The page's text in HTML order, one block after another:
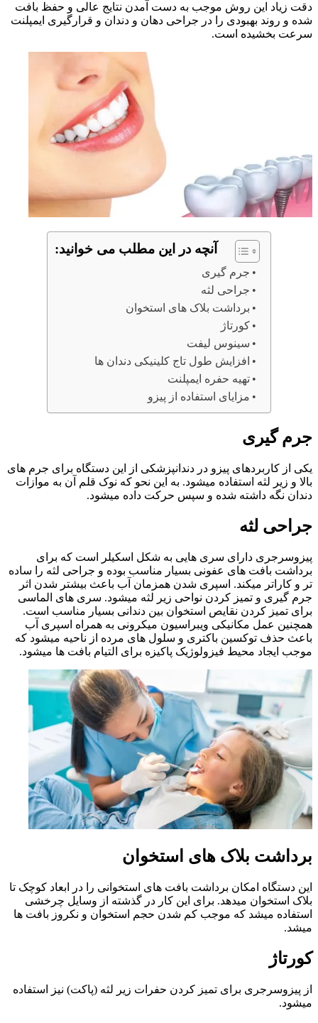
دقت زیاد این روش موجب به دست آمدن نتایج عالی و حفظ بافت
شده و روند بهبودی را در جراحی دهان و دندان و قرارگیری ایمپلنت
سرعت بخشیده است.
آنچه در این مطلب می خوانید:
جرم گیری
جراحی لثه
برداشت بلاک های استخوان
کورتاژ
سینوس لیفت
افزایش طول تاج کلینیکی دندان ها
تهیه حفره ایمپلنت
مزایای استفاده از پیزو
جرم گیری
یکی از کاربردهای پیزو در دندانپزشکی از این دستگاه برای جرم های
بالا و زیر لثه استفاده میشود. به این نحو که نوک قلم آن به موازات
دندان نگه داشته شده و سپس حرکت داده میشود.
جراحی لثه
پیزوسرجری دارای سری هایی به شکل اسکیلر است که برای
برداشت بافت های عفونی بسیار مناسب بوده و جراحی لثه را ساده
تر و کاراتر میکند. اسپری شدن همزمان آب باعث بیشتر شدن اثر
جرم گیری و تمیز کردن نواحی زیر لثه میشود. سری های الماسی
برای تمیز کردن نقایص استخوان بین دندانی بسیار مناسب است.
همچنین عمل مکانیکی ویبراسیون میکرونی به همراه اسپری آب
باعث حذف توکسین باکتری و سلول های مرده از ناحیه میشود که
موجب ایجاد محیط فیزولوژیک پاکیزه برای التیام بافت ها میشود.
برداشت بلاک های استخوان
این دستگاه امکان برداشت بافت های استخوانی را در ابعاد کوچک تا
بلاک استخوان میدهد. برای این کار در گذشته از وسایل چرخشی
استفاده میشد که موجب کم شدن حجم استخوان و نکروز بافت ها
میشد.
کورتاژ
از پیزوسرجری برای تمیز کردن حفرات زیر لثه (پاکت) نیز استفاده
میشود.